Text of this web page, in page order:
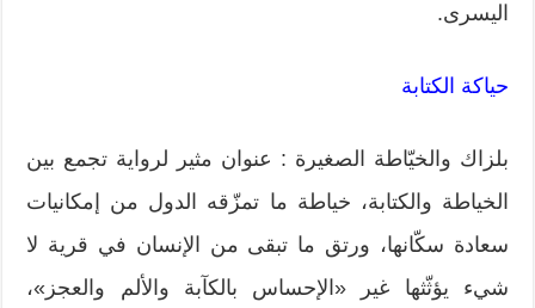
اليسرى.
حياكة الكتابة
بلزاك والخيّاطة الصغيرة : عنوان مثير لرواية تجمع بين
الخياطة والكتابة، خياطة ما تمزّقه الدول من إمكانيات
سعادة سكّانها، ورتق ما تبقى من الإنسان في قرية لا
شيء يؤثّثها غير «الإحساس بالكآبة والألم والعجز»،